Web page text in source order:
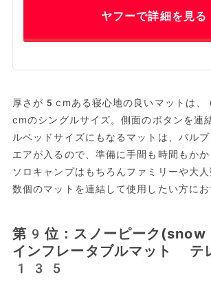
ヤフーで詳細を見る
厚さが5cmある寝心地の良いマット
cmのシングルサイズ。側面のボタンを連
ルベッドサイズにもなるマットは、バル
エアが入るので、準備に手間も時間もかか
ソロキャンプはもちろんファミリーや大
数個のマットを連結して使用したい方にお
第9位：スノーピーク
インフレータブルマット
135